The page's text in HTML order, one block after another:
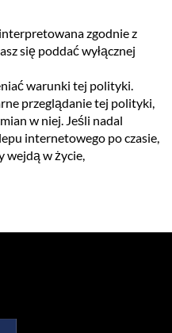
zgodnie z
się poddać wyłącznej
warunki tej polityki.
przeglądanie tej polityki,
w niej. Jeśli nadal
internetowego po czasie,
wejdą w życie,